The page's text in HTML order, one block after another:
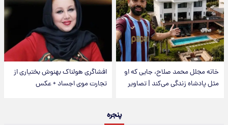
خانه مجلل محمد صلاح، جایی که او
مثل پادشاه زندگی می‌کند | تصاویر
افشاگری هولناک بهنوش بختیاری از
تجارت موی اجساد + عکس
پنجره